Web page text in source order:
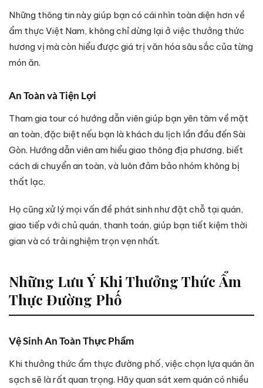
Những thông tin này giúp bạn có cái nhìn toàn diện hơn về
ẩm thực Việt Nam, không chỉ dừng lại ở việc thưởng thức
hương vị mà còn hiểu được giá trị văn hóa sâu sắc của từng
món ăn.
An Toàn và Tiện Lợi
Tham gia tour có hướng dẫn viên giúp bạn yên tâm về mặt
an toàn, đặc biệt nếu bạn là khách du lịch lần đầu đến Sài
Gòn. Hướng dẫn viên am hiểu giao thông địa phương, biết
cách di chuyển an toàn, và luôn đảm bảo nhóm không bị
thất lạc.
Họ cũng xử lý mọi vấn đề phát sinh như đặt chỗ tại quán,
giao tiếp với chủ quán, thanh toán, giúp bạn tiết kiệm thời
gian và có trải nghiệm trọn vẹn nhất.
Những Lưu Ý Khi Thưởng Thức Ẩm
Thực Đường Phố
Vệ Sinh An Toàn Thực Phẩm
Khi thưởng thức ẩm thực đường phố, việc chọn lựa quán ăn
sạch sẽ là rất quan trọng. Hãy quan sát xem quán có nhiều